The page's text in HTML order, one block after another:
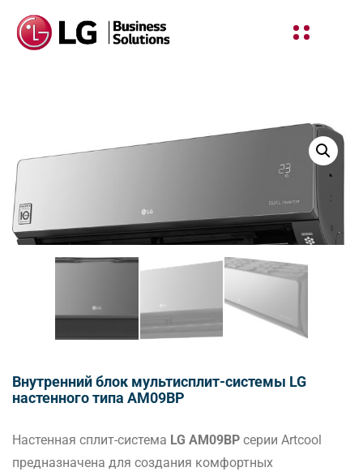
Внутренний блок мультисплит-системы LG
настенного типа AM09BP
Настенная сплит-система LG AM09BP серии Artcool
предназначена для создания комфортных